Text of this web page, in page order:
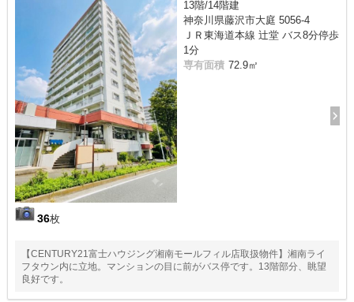
36枚
13階/14階建
神奈川県藤沢市大庭 5056-4
ＪＲ東海道本線 辻堂 バス8分停歩
1分
専有面積 72.9㎡
【CENTURY21富士ハウジング湘南モールフィル店取扱物件】湘南ライ
フタウン内に立地。マンションの目に前がバス停です。13階部分、眺望
良好です。